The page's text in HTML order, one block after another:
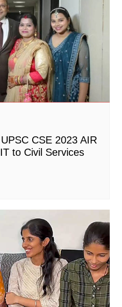
CSE 2023 AIR
to Civil Services